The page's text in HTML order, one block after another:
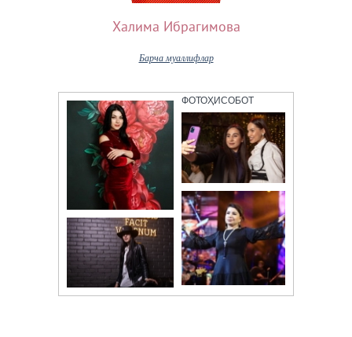
Халима Ибрагимова
Барча муаллифлар
ФОТОҲИСОБОТ